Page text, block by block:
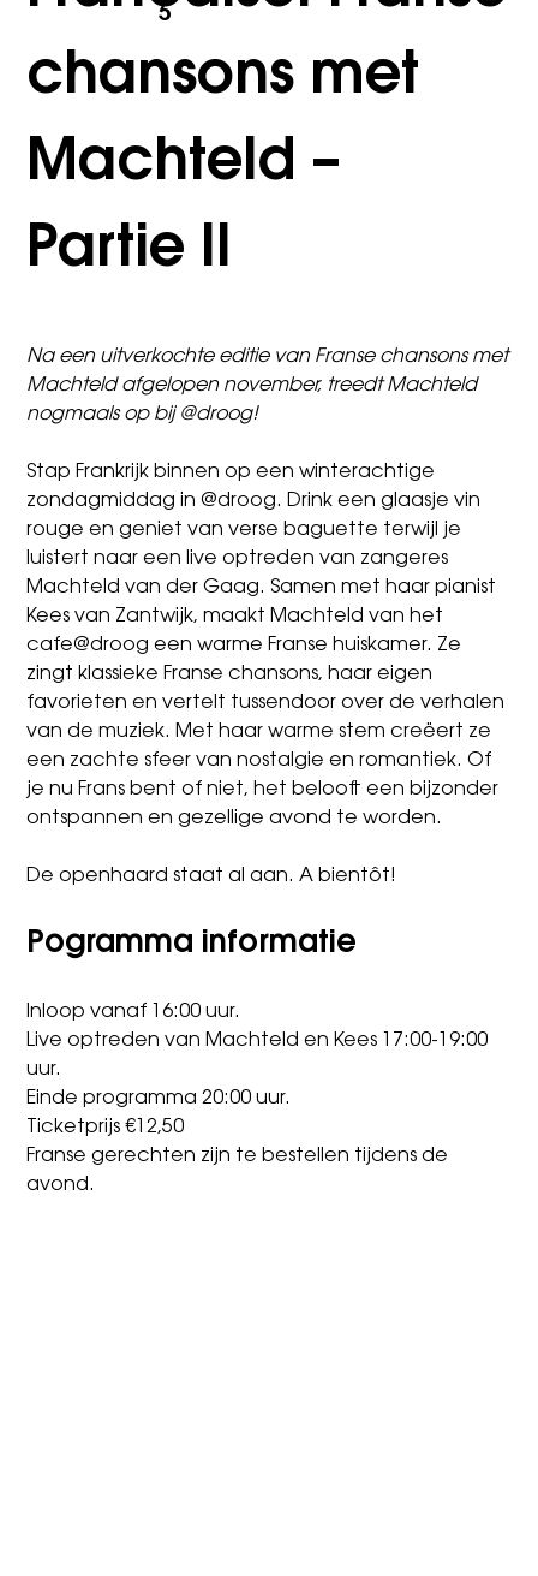
chansons met
Machteld –
Partie II
Na een uitverkochte editie van Franse chansons met
Machteld afgelopen november, treedt Machteld
nogmaals op bij @droog!
Stap Frankrijk binnen op een winterachtige
zondagmiddag in @droog. Drink een glaasje vin
rouge en geniet van verse baguette terwijl je
luistert naar een live optreden van zangeres
Machteld van der Gaag. Samen met haar pianist
Kees van Zantwijk, maakt Machteld van het
cafe@droog een warme Franse huiskamer. Ze
zingt klassieke Franse chansons, haar eigen
favorieten en vertelt tussendoor over de verhalen
van de muziek. Met haar warme stem creëert ze
een zachte sfeer van nostalgie en romantiek. Of
je nu Frans bent of niet, het belooft een bijzonder
ontspannen en gezellige avond te worden.
De openhaard staat al aan. A bientôt!
Pogramma informatie
Inloop vanaf 16:00 uur.
Live optreden van Machteld en Kees 17:00-19:00
uur.
Einde programma 20:00 uur.
Ticketprijs €12,50
Franse gerechten zijn te bestellen tijdens de
avond.